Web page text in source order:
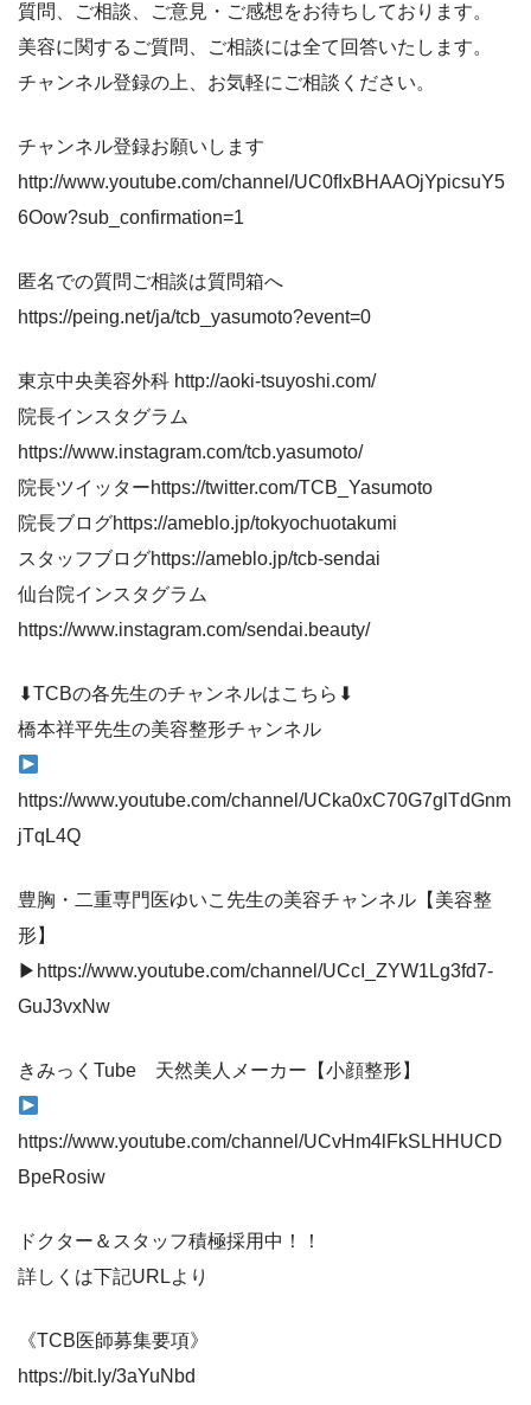
質問、ご相談、ご意見・ご感想をお待ちしております。
美容に関するご質問、ご相談には全て回答いたします。
チャンネル登録の上、お気軽にご相談ください。
チャンネル登録お願いします
http://www.youtube.com/channel/UC0fIxBHAAOjYpicsuY5
6Oow?sub_confirmation=1
匿名での質問ご相談は質問箱へ
https://peing.net/ja/tcb_yasumoto?event=0
東京中央美容外科 http://aoki-tsuyoshi.com/
院長インスタグラム
https://www.instagram.com/tcb.yasumoto/
院長ツイッターhttps://twitter.com/TCB_Yasumoto
院長ブログhttps://ameblo.jp/tokyochuotakumi
スタッフブログhttps://ameblo.jp/tcb-sendai
仙台院インスタグラム
https://www.instagram.com/sendai.beauty/
⬇︎TCBの各先生のチャンネルはこちら⬇︎
橋本祥平先生の美容整形チャンネル
https://www.youtube.com/channel/UCka0xC70G7glTdGnm
jTqL4Q
豊胸・二重専門医ゆいこ先生の美容チャンネル【美容整
形】
▶︎​​https://www.youtube.com/channel/UCcI_ZYW1Lg3fd7-
GuJ3vxNw
きみっくTube 天然美人メーカー【小顔整形】
https://www.youtube.com/channel/UCvHm4lFkSLHHUCD
BpeRosiw
ドクター＆スタッフ積極採用中！！
詳しくは下記URLより
《TCB医師募集要項》
https://bit.ly/3aYuNbd